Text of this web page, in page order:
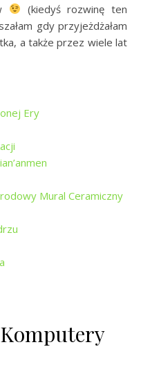
(kiedyś rozwinę ten
gdy przyjeżdżałam
a także przez wiele lat
Ery
Mural Ceramiczny